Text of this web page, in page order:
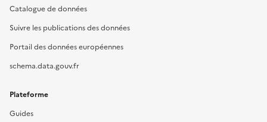
Catalogue de données
Suivre les publications des données
Portail des données européennes
schema.data.gouv.fr
Plateforme
Guides